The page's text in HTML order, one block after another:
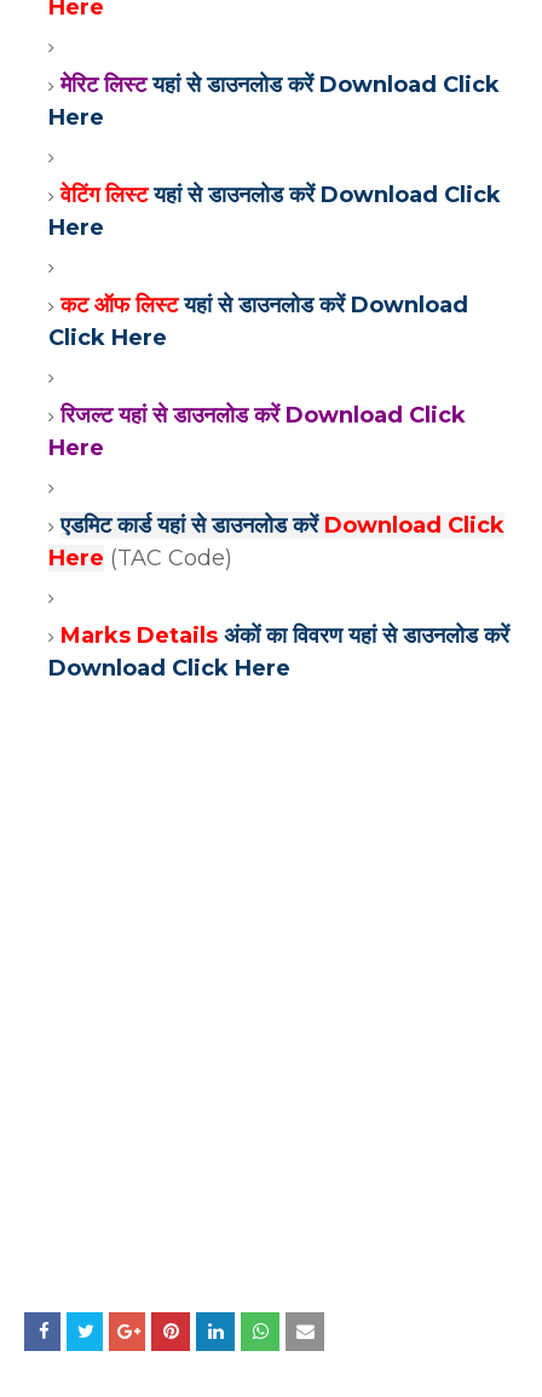
Here
मेरिट लिस्ट यहां से डाउनलोड करें Download Click
Here
वेटिंग लिस्टयहां से डाउनलोड करें Download Click
Here
कट ऑफ लिस्टयहां से डाउनलोड करें Download
Click Here
रिजल्ट यहां से डाउनलोड करें Download Click
Here
एडमिट कार्ड यहां से डाउनलोड करें Download Click
Here (TAC Code)
Marks Details अंकों का विवरण यहां से डाउनलोड करें
Download Click Here